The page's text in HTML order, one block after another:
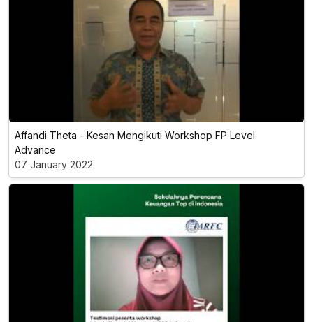
Affandi Theta - Kesan Mengikuti Workshop FP Level
Advance
07 January 2022